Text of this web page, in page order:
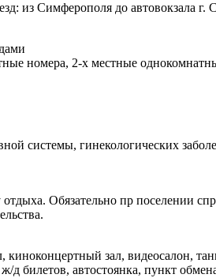
из Симферополя до автовокзала
номера, 2-х местные
системы, гинекологических
Обязательно пр поселении
зал, видеосалон,
билетов, автостоянка, пункт